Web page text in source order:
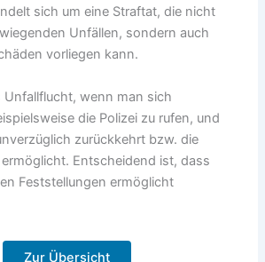
sich um eine Straftat, die nicht
Unfällen, sondern auch
vorliegen kann.
Unfallflucht, wenn man sich
die Polizei zu rufen, und
zurückkehrt bzw. die
Entscheidend ist, dass
Feststellungen ermöglicht
Zur Übersicht